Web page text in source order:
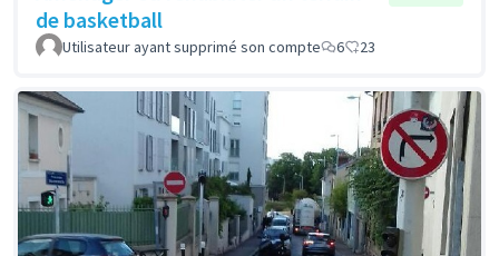
de basketball
Utilisateur ayant supprimé son compte 6 23